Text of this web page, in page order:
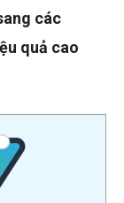
các
quả cao